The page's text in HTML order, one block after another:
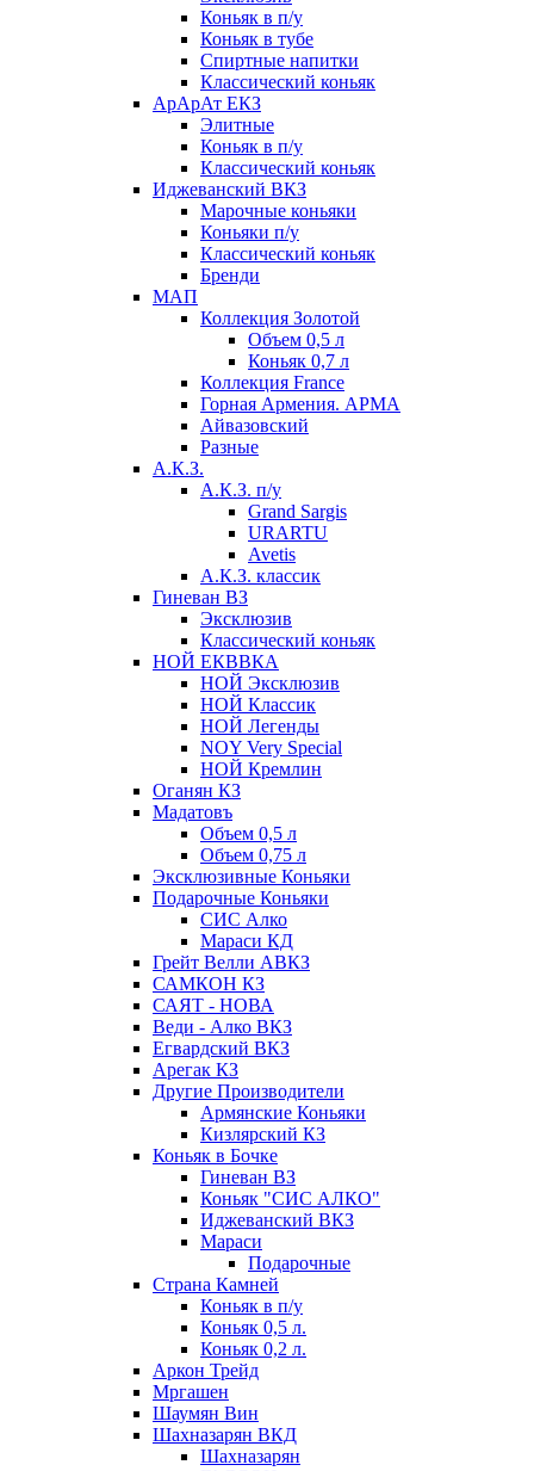
Коньяк в п/у
Коньяк в тубе
Спиртные напитки
Классический коньяк
АрАрАт ЕКЗ
Элитные
Коньяк в п/у
Классический коньяк
Иджеванский ВКЗ
Марочные коньяки
Коньяки п/у
Классический коньяк
Бренди
МАП
Коллекция Золотой
Объем 0,5 л
Коньяк 0,7 л
Коллекция France
Горная Армения. АРМА
Айвазовский
Разные
А.К.З.
А.К.З. п/у
Grand Sargis
URARTU
Avetis
А.К.З. классик
Гиневан ВЗ
Эксклюзив
Классический коньяк
НОЙ ЕКВВКА
НОЙ Эксклюзив
НОЙ Классик
НОЙ Легенды
NOY Very Speсial
НОЙ Кремлин
Оганян КЗ
Мадатовъ
Объем 0,5 л
Объем 0,75 л
Эксклюзивные Коньяки
Подарочные Коньяки
СИС Алко
Мараси КД
Грейт Велли АВКЗ
САМКОН КЗ
САЯТ - НОВА
Веди - Алко ВКЗ
Егвардский ВКЗ
Арегак КЗ
Другие Производители
Армянские Коньяки
Кизлярский КЗ
Коньяк в Бочке
Гиневан ВЗ
Коньяк "СИС АЛКО"
Иджеванский ВКЗ
Мараси
Подарочные
Страна Камней
Коньяк в п/у
Коньяк 0,5 л.
Коньяк 0,2 л.
Аркон Трейд
Мргашен
Шаумян Вин
Шахназарян ВКД
Шахназарян